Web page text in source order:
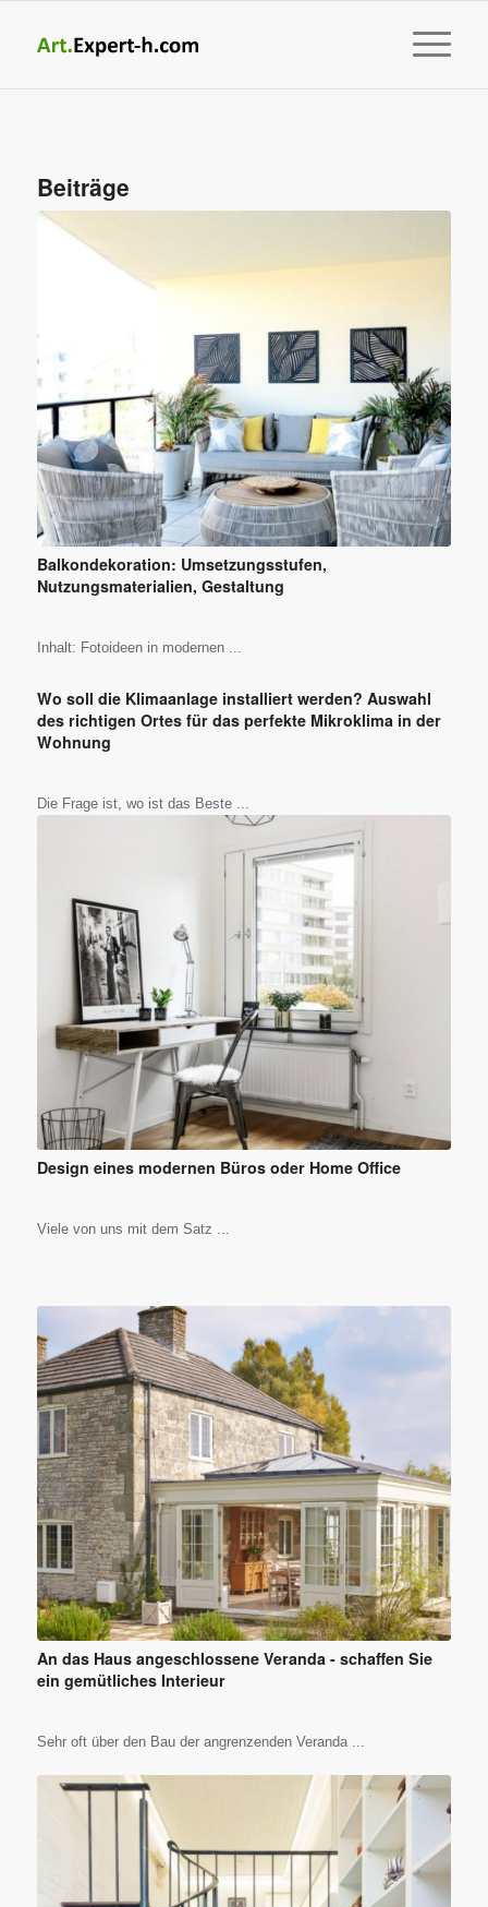
Beiträge
Balkondekoration: Umsetzungsstufen,
Nutzungsmaterialien, Gestaltung
Inhalt: Fotoideen in modernen ...
Wo soll die Klimaanlage installiert werden? Auswahl
des richtigen Ortes für das perfekte Mikroklima in der
Wohnung
Die Frage ist, wo ist das Beste ...
Design eines modernen Büros oder Home Office
Viele von uns mit dem Satz ...
An das Haus angeschlossene Veranda - schaffen Sie
ein gemütliches Interieur
Sehr oft über den Bau der angrenzenden Veranda ...